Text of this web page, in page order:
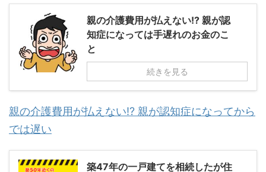
親の介護費用が払えない!? 親が認
知症になっては手遅れのお金のこ
と
続きを見る
親の介護費用が払えない!? 親が認知症になってから
では遅い
築47年の一戸建てを相続したが住